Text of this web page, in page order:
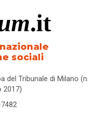
sociali
del Tribunale di Milano (n.
2017)
7482